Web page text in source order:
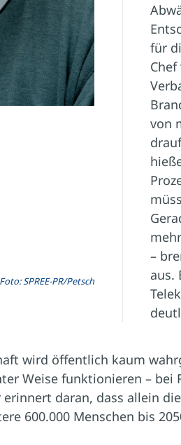
Foto: SPREE-PR/Petsch
für
von
–
aus.
wird öffentlich kaum
Weise funktionieren – bei
daran, dass allein
600.000 Menschen bis